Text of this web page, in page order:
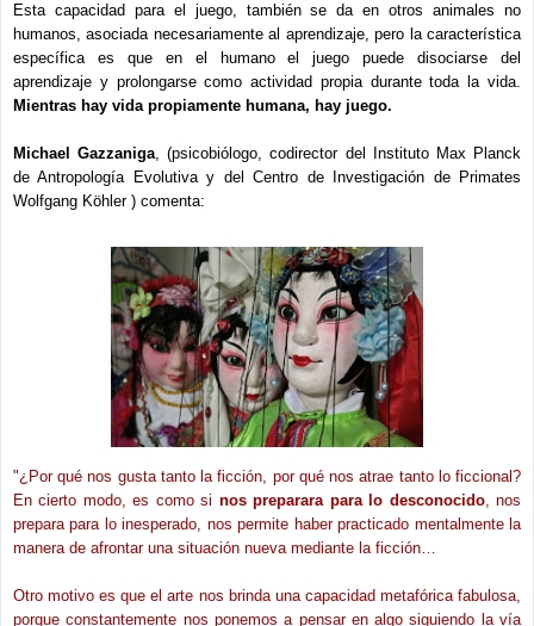
Esta capacidad para el juego, también se da en otros animales no
humanos, asociada necesariamente al aprendizaje, pero la característica
específica es que en el humano el juego puede disociarse del
aprendizaje y prolongarse como actividad propia durante toda la vida.
Mientras hay vida propiamente humana, hay juego.
Michael Gazzaniga, (psicobiólogo, codirector del Instituto Max Planck
de Antropología Evolutiva y del Centro de Investigación de Primates
Wolfgang Köhler ) comenta:
"¿Por qué nos gusta tanto la ficción, por qué nos atrae tanto lo ficcional?
En cierto modo, es como si nos preparara para lo desconocido, nos
prepara para lo inesperado, nos permite haber practicado mentalmente la
manera de afrontar una situación nueva mediante la ficción…
Otro motivo es que el arte nos brinda una capacidad metafórica fabulosa,
porque constantemente nos ponemos a pensar en algo siguiendo la vía